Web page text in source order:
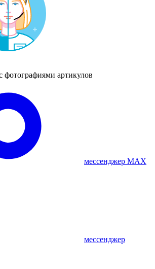
фотографиями артикулов
мессенджер MAX
мессенджер